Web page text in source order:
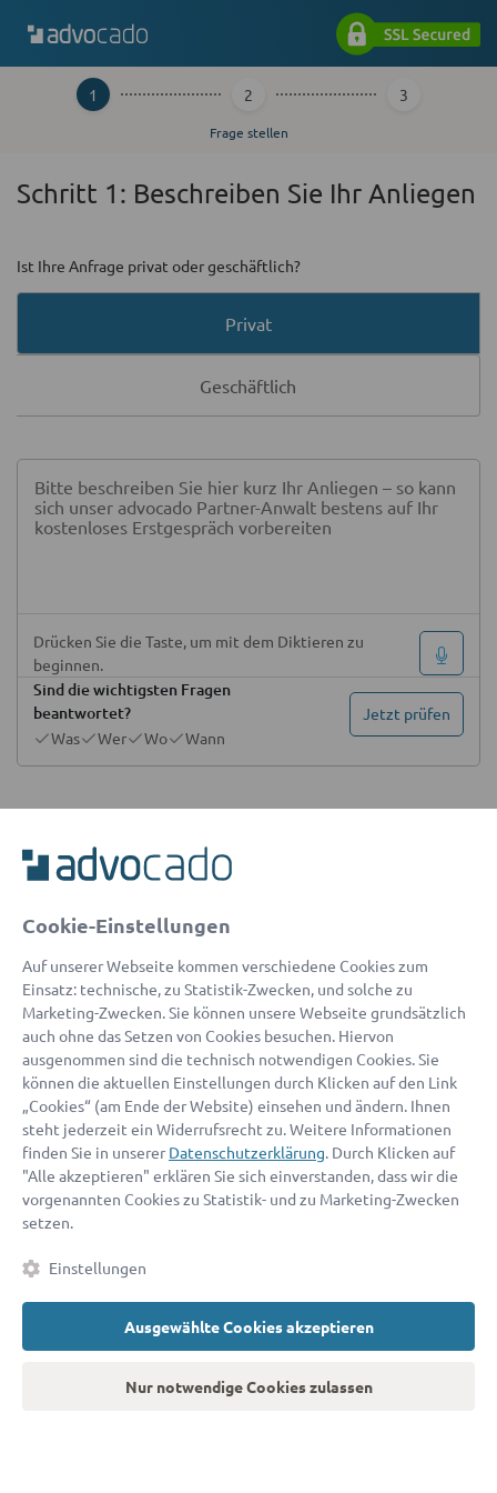
1 2 3
Frage stellen
Schritt 1: Beschreiben Sie Ihr Anliegen
Ist Ihre Anfrage privat oder geschäftlich?
Wählen Sie eine Option
Privat
Geschäftlich
Drücken Sie die Taste, um mit dem Diktieren zu
beginnen.
Sind die wichtigsten Fragen
beantwortet?
Jetzt prüfen
Was
Wer Wo Wann
Kontaktdaten eingeben
„Ich war überrascht, wie schnell und einfach alles ging. Noch
am selben Tag konnte ich mein Problem mit einem Anwalt
Laura H.
Cookie-Einstellungen
Auf unserer Webseite kommen verschiedene Cookies zum
Einsatz: technische, zu Statistik-Zwecken, und solche zu
Marketing-Zwecken. Sie können unsere Webseite grundsätzlich
auch ohne das Setzen von Cookies besuchen. Hiervon
ausgenommen sind die technisch notwendigen Cookies. Sie
können die aktuellen Einstellungen durch Klicken auf den Link
„Cookies“ (am Ende der Website) einsehen und ändern. Ihnen
steht jederzeit ein Widerrufsrecht zu. Weitere Informationen
finden Sie in unserer Datenschutzerklärung. Durch Klicken auf
"Alle akzeptieren" erklären Sie sich einverstanden, dass wir die
vorgenannten Cookies zu Statistik- und zu Marketing-Zwecken
setzen.
Einstellungen
Ausgewählte Cookies akzeptieren
Nur notwendige Cookies zulassen